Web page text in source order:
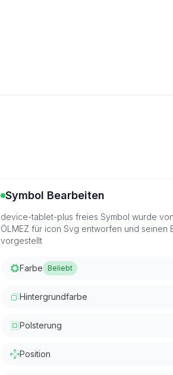
Symbol Bearbeiten
device-tablet-plus freies Symbol wurde
ÖLMEZ für icon Svg entworfen und seinen
vorgestellt
Farbe Beliebt
Hintergrundfarbe
Polsterung
Position